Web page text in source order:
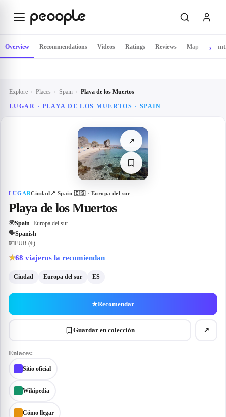
Explore › Places › Spain › Playa de los Muertos
LUGAR · PLAYA DE LOS MUERTOS · SPAIN
↗
LUGARCiudad📍 Spain 🇪🇸 · Europa del sur
Playa de los Muertos
🌍Spain· Europa del sur
🗣Spanish
💵EUR (€)
★68 viajeros la recomiendan
Ciudad Europa del sur ES
★Recomendar
Guardar en colección ↗
Enlaces:
Sitio oficial
Wikipedia
Cómo llegar
Overview Recommendations Videos Ratings Reviews Map